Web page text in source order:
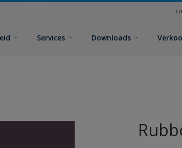
Services Downloads